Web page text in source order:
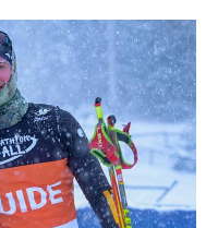
Podcasts